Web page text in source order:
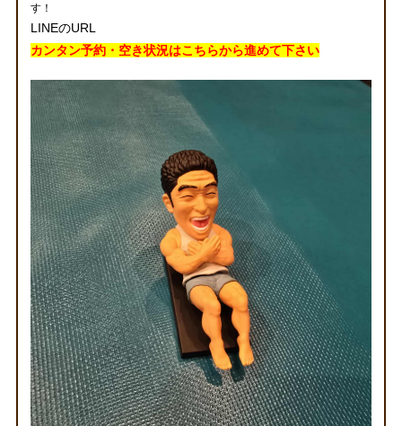
す！
LINEのURL
カンタン予約・空き状況はこちらから進めて下さい